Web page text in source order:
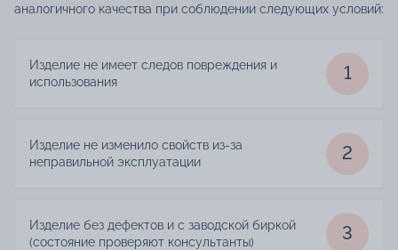
аналогичного качества при соблюдении следующих условий:
Изделие не имеет следов повреждения и
использования
1
Изделие не изменило свойств из-за
неправильной эксплуатации
2
Изделие без дефектов и с заводской биркой
(состояние проверяют консультанты)
3